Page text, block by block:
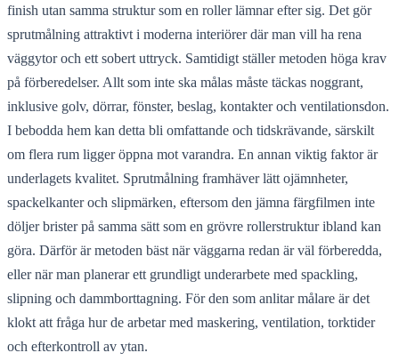
finish utan samma struktur som en roller lämnar efter sig. Det gör
sprutmålning attraktivt i moderna interiörer där man vill ha rena
väggytor och ett sobert uttryck. Samtidigt ställer metoden höga krav
på förberedelser. Allt som inte ska målas måste täckas noggrant,
inklusive golv, dörrar, fönster, beslag, kontakter och ventilationsdon.
I bebodda hem kan detta bli omfattande och tidskrävande, särskilt
om flera rum ligger öppna mot varandra. En annan viktig faktor är
underlagets kvalitet. Sprutmålning framhäver lätt ojämnheter,
spackelkanter och slipmärken, eftersom den jämna färgfilmen inte
döljer brister på samma sätt som en grövre rollerstruktur ibland kan
göra. Därför är metoden bäst när väggarna redan är väl förberedda,
eller när man planerar ett grundligt underarbete med spackling,
slipning och dammborttagning. För den som anlitar målare är det
klokt att fråga hur de arbetar med maskering, ventilation, torktider
och efterkontroll av ytan.